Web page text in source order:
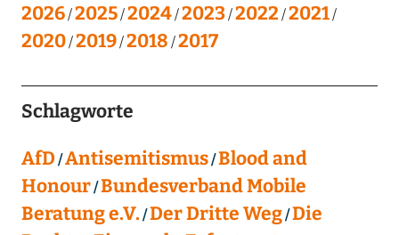
2026 2025 2024 2023 2022 2021
2020 2019 2018 2017
Schlagworte
AfD Antisemitismus Blood and
Honour Bundesverband Mobile
Beratung e.V. Der Dritte Weg Die